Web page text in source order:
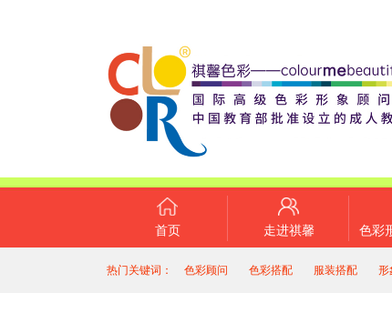
首页 走进祺馨 色彩
热门关键词： 色彩顾问 色彩搭配 服装搭配 形